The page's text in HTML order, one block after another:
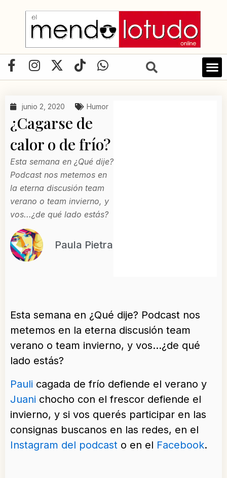
contenido
F
a
e
b
o
o
k
-
f
I
n
t
g
r
a
m
X
-
w
t
t
e
r
T
i
t
o
k
W
h
t
p
p
junio 2, 2020 Humor
¿Cagarse de
calor o de frío?
Esta semana en ¿Qué dije?
Podcast nos metemos en
la eterna discusión team
verano o team invierno, y
vos...¿de qué lado estás?
Paula Pietra
Esta semana en ¿Qué dije? Podcast nos
metemos en la eterna discusión team
verano o team invierno, y vos…¿de qué
lado estás?
Pauli cagada de frío defiende el verano y
Juani chocho con el frescor defiende el
invierno, y si vos querés participar en las
consignas buscanos en las redes, en el
Instagram del podcast o en el Facebook.